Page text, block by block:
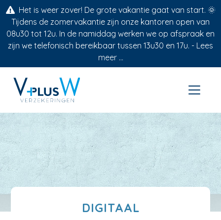
Het is weer zover! De grote vakantie gaat van start. 🌞
Tijdens de zomervakantie zijn onze kantoren open van
08u30 tot 12u. In de namiddag werken we op afspraak en
zijn we telefonisch bereikbaar tussen 13u30 en 17u. - Lees
meer ...
DIGITAAL